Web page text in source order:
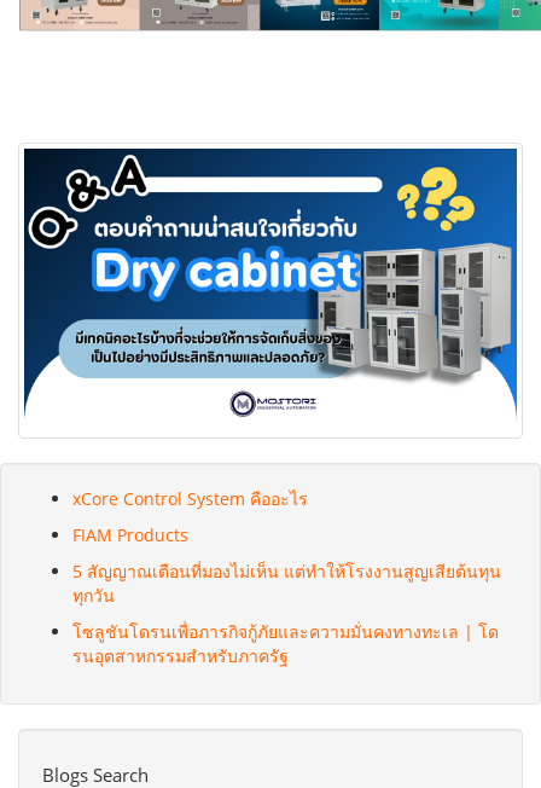
xCore Control System คืออะไร
FIAM Products
5 สัญญาณเตือนที่มองไม่เห็น แต่ทำให้โรงงานสูญเสียต้นทุน
ทุกวัน
โซลูชันโดรนเพื่อภารกิจกู้ภัยและความมั่นคงทางทะเล | โด
รนอุตสาหกรรมสำหรับภาครัฐ
Blogs Search